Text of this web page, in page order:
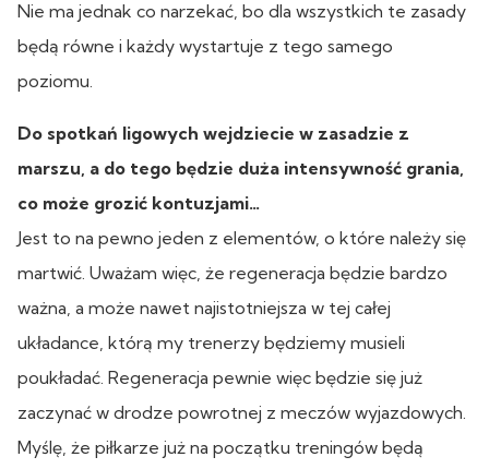
Nie ma jednak co narzekać, bo dla wszystkich te zasady
będą równe i każdy wystartuje z tego samego
poziomu.
Do spotkań ligowych wejdziecie w zasadzie z
marszu, a do tego będzie duża intensywność grania,
co może grozić kontuzjami…
Jest to na pewno jeden z elementów, o które należy się
martwić. Uważam więc, że regeneracja będzie bardzo
ważna, a może nawet najistotniejsza w tej całej
układance, którą my trenerzy będziemy musieli
poukładać. Regeneracja pewnie więc będzie się już
zaczynać w drodze powrotnej z meczów wyjazdowych.
Myślę, że piłkarze już na początku treningów będą